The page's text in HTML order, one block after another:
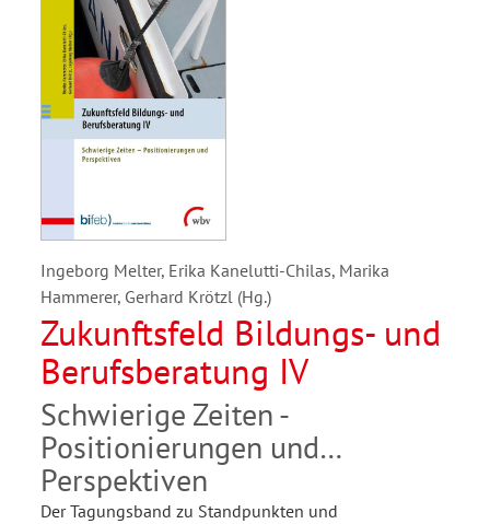
Ingeborg Melter, Erika Kanelutti-Chilas, Marika
Hammerer, Gerhard Krötzl (Hg.)
Zukunftsfeld Bildungs- und
Berufsberatung IV
Schwierige Zeiten -
Positionierungen und
Perspektiven
Der Tagungsband zu Standpunkten und